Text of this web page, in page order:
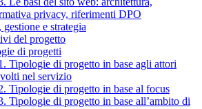
privacy, riferimenti DPO
e strategia
del progetto
di progetti
Tipologie di progetto in base agli attori
nel servizio
Tipologie di progetto in base al focus
Tipologie di progetto in base all’ambito di